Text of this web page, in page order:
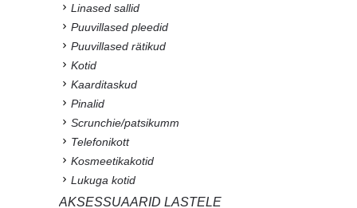
Linased sallid
Puuvillased pleedid
Puuvillased rätikud
Kotid
Kaarditaskud
Pinalid
Scrunchie/patsikumm
Telefonikott
Kosmeetikakotid
Lukuga kotid
AKSESSUAARID LASTELE